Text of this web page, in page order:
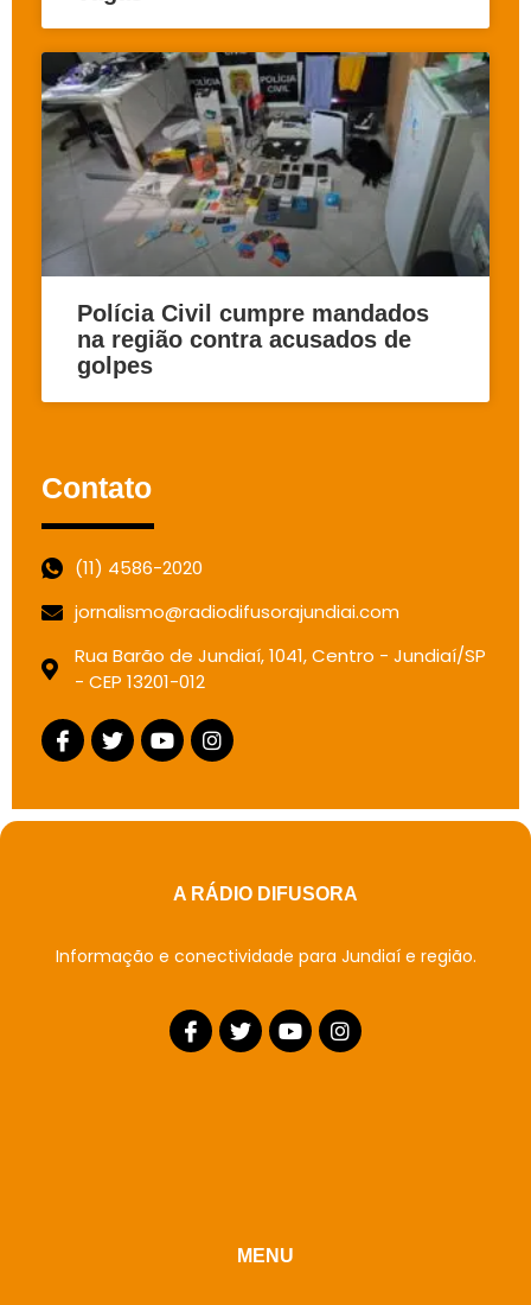
Polícia Civil cumpre mandados
na região contra acusados de
golpes
Contato
(11) 4586-2020
jornalismo@radiodifusorajundiai.com
Rua Barão de Jundiaí, 1041, Centro - Jundiaí/SP
- CEP 13201-012
A RÁDIO DIFUSORA
Informação e conectividade para Jundiaí e região.
MENU